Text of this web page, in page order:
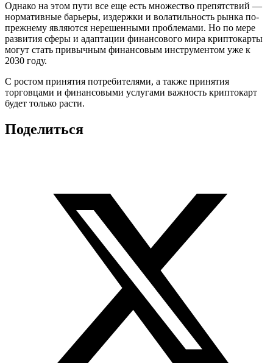
Однако на этом пути все еще есть множество препятствий —
нормативные барьеры, издержки и волатильность рынка по-
прежнему являются нерешенными проблемами. Но по мере
развития сферы и адаптации финансового мира криптокарты
могут стать привычным финансовым инструментом уже к
2030 году.
С ростом принятия потребителями, а также принятия
торговцами и финансовыми услугами важность криптокарт
будет только расти.
Поделиться